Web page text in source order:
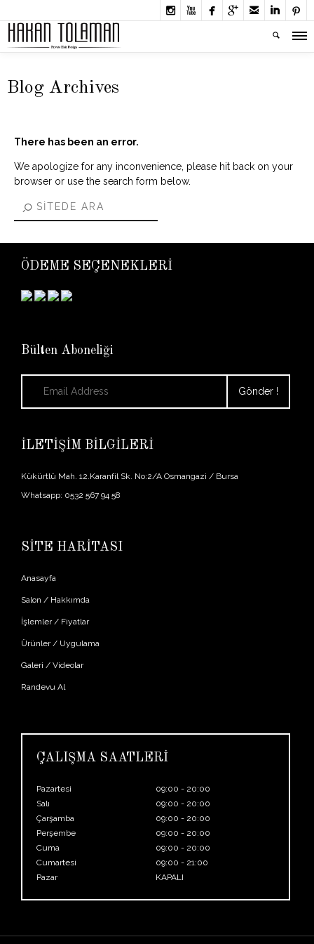
      
Blog Archives
There has been an error.
We apologize for any inconvenience, please hit back on your
browser or use the search form below.
ÖDEME SEÇENEKLERİ
Bülten Aboneliği
İLETİŞİM BİLGİLERİ
Kükürtlü Mah. 12.Karanfil Sk. No:2/A Osmangazi / Bursa
Whatsapp: 0532 567 94 58
SİTE HARİTASI
Anasayfa
Salon / Hakkımda
İşlemler / Fiyatlar
Ürünler / Uygulama
Galeri / Videolar
Randevu Al
ÇALIŞMA SAATLERİ
Pazartesi
09:00 - 20:00
Salı
09:00 - 20:00
Çarşamba
09:00 - 20:00
Perşembe
09:00 - 20:00
Cuma
09:00 - 20:00
Cumartesi
09:00 - 21:00
Pazar
KAPALI